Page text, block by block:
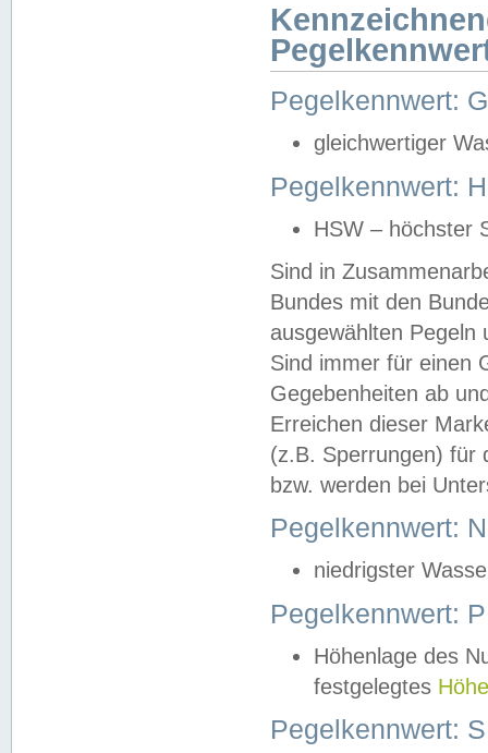
Pegelkennwert:
gleichwertiger
Pegelkennwert:
HSW – höchster
Sind in
Bundes mit den
ausgewählten
Sind immer für einen
Gegebenheiten ab
Erreichen dieser
(z.B. Sperrungen) für
bzw. werden bei
Pegelkennwert:
niedrigster
Pegelkennwert:
Höhenlage des
festgelegtes
Pegelkennwert: